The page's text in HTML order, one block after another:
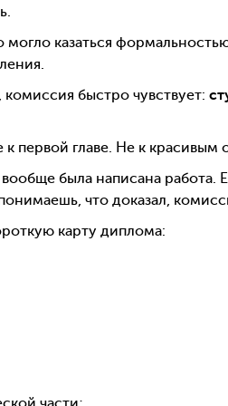
могло казаться
комиссия быстро чувствует:
первой главе. Не к
была написана работа.
что доказал,
карту диплома: